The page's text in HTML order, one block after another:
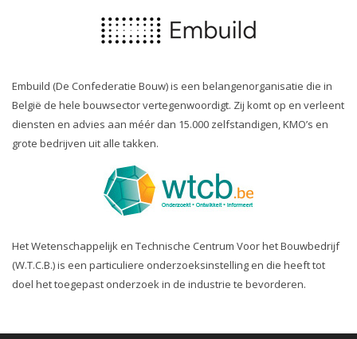
Embuild (De Confederatie Bouw) is een belangenorganisatie die in
België de hele bouwsector vertegenwoordigt. Zij komt op en verleent
diensten en advies aan méér dan 15.000 zelfstandigen, KMO’s en
grote bedrijven uit alle takken.
Het Wetenschappelijk en Technische Centrum Voor het Bouwbedrijf
(W.T.C.B.) is een particuliere onderzoeksinstelling en die heeft tot
doel het toegepast onderzoek in de industrie te bevorderen.